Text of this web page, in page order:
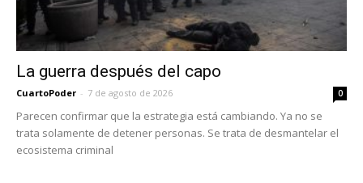
La guerra después del capo
CuartoPoder - 7 de agosto de 2026 0
Parecen confirmar que la estrategia está cambiando. Ya no se
trata solamente de detener personas. Se trata de desmantelar el
ecosistema criminal